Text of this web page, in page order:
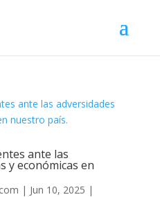
ante las
y económicas en
| Jun 10, 2025 |